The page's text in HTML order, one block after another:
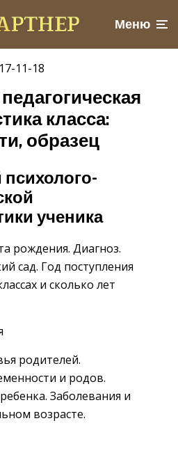
Меню
11-18
класса:
образец
ученика
рождения. Диагноз.
сад. Год поступления
и сколько лет
родителей.
и родов.
Заболевания и
возрасте.